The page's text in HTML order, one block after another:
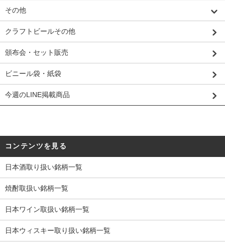
その他
クラフトビールその他
頒布会・セット販売
ビニール袋・紙袋
今週のLINE掲載商品
コンテンツを見る
日本酒取り扱い銘柄一覧
焼酎取扱い銘柄一覧
日本ワイン取扱い銘柄一覧
日本ウィスキー取り扱い銘柄一覧